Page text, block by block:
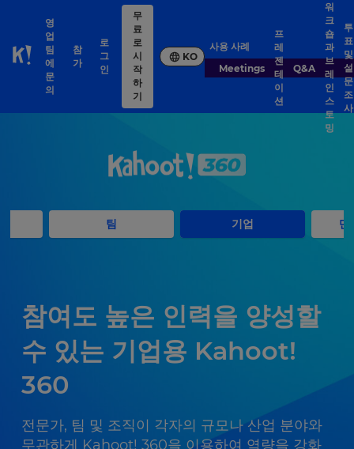
Skip to Page content
영
업
팀
에
문
의
참
가
로
그
인
무
료
로
시
작
하
기
KO
사용 사례
Meetings
프
레
젠
테
이
션
Q&A
워
크
숍
과
브
레
인
스
토
밍
투
표
및
설
문
조
사
팀 기업 단
참여도 높은 인력을 양성할
수 있는 기업용 Kahoot!
360
전문가, 팀 및 조직이 각자의 규모나 산업 분야와
무관하게 Kahoot! 360을 이용하여 역량을 강화